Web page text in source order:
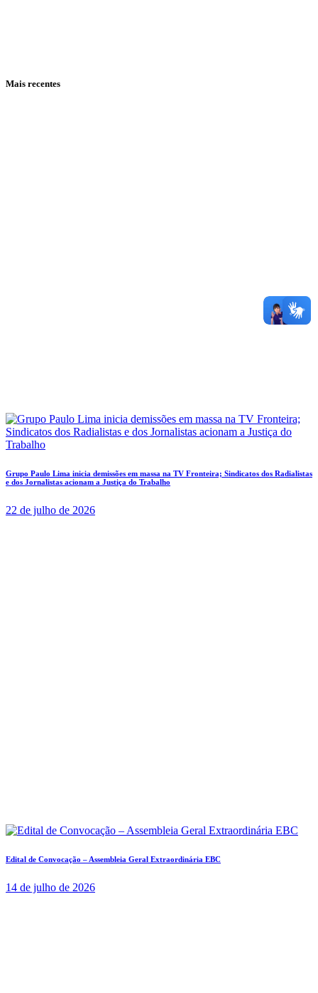
Mais recentes
Grupo Paulo Lima inicia demissões em massa na TV Fronteira; Sindicatos dos Radialistas
e dos Jornalistas acionam a Justiça do Trabalho
22 de julho de 2026
Edital de Convocação – Assembleia Geral Extraordinária EBC
14 de julho de 2026